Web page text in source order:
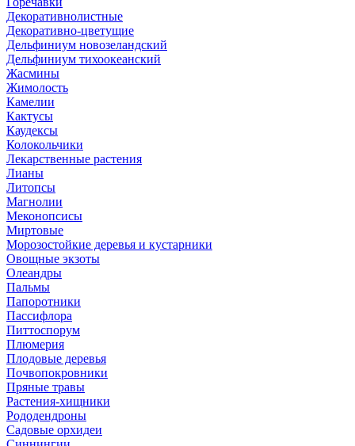
Декоративнолистные
Декоративно-цветущие
Дельфиниум новозеландский
Дельфиниум тихоокеанский
Жасмины
Жимолость
Камелии
Кактусы
Каудексы
Колокольчики
Лекарственные растения
Лианы
Литопсы
Магнолии
Меконопсисы
Миртовые
Морозостойкие деревья и кустарники
Овощные экзоты
Олеандры
Пальмы
Папоротники
Пассифлора
Питтоспорум
Плюмерия
Плодовые деревья
Почвопокровники
Пряные травы
Растения-хищники
Рододендроны
Садовые орхидеи